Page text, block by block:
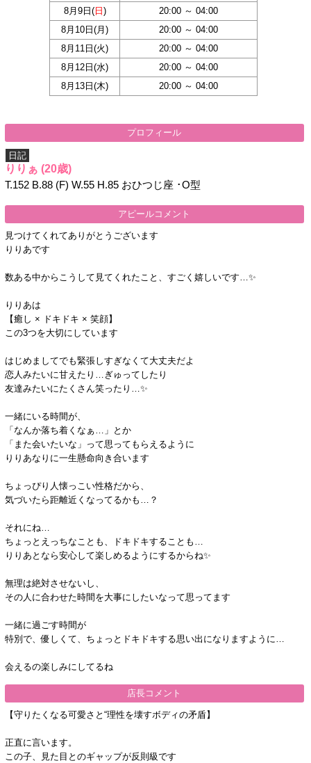
8月9日(日 )
20:00 ～ 04:00
8月10日(月 )
20:00 ～ 04:00
8月11日(火)
20:00 ～ 04:00
8月12日(水)
20:00 ～ 04:00
8月13日(木) 20:00 ～ 04:00
プロフィール
日記
りりぁ (20歳)
T.152 B.88 (F) W.55 H.85 おひつじ座 ･O型
アピールコメント
見つけてくれてありがとうございます
りりあです
数ある中からこうして見てくれたこと、すごく嬉しいです…✨
りりあは
【癒し × ドキドキ × 笑顔】
この3つを大切にしています
はじめましてでも緊張しすぎなくて大丈夫だよ
恋人みたいに甘えたり…ぎゅってしたり
友達みたいにたくさん笑ったり…✨
一緒にいる時間が、
「なんか落ち着くなぁ…」とか
「また会いたいな」って思ってもらえるように
りりあなりに一生懸命向き合います
ちょっぴり人懐っこい性格だから、
気づいたら距離近くなってるかも…？
それにね…
ちょっとえっちなことも、ドキドキすることも…
りりあとなら安心して楽しめるようにするからね✨
無理は絶対させないし、
その人に合わせた時間を大事にしたいなって思ってます
一緒に過ごす時間が
特別で、優しくて、ちょっとドキドキする思い出になりますように…
会えるの楽しみにしてるね
店長コメント
【守りたくなる可愛さと“理性を壊すボディの矛盾】
正直に言います。
この子、見た目とのギャップが反則級です